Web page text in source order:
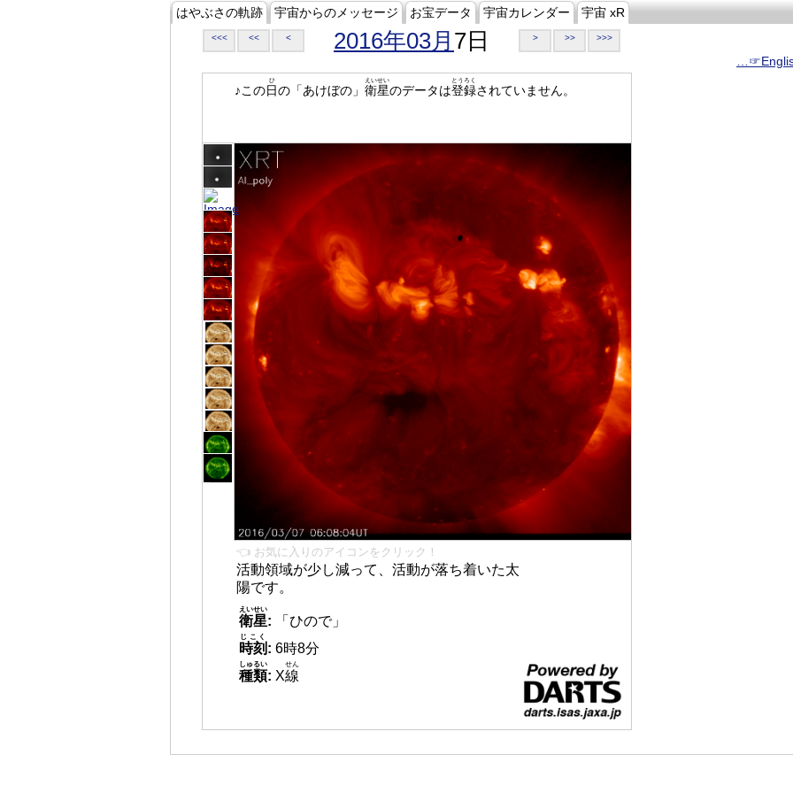
はやぶさの軌跡 宇宙からのメッセージ お宝データ 宇宙カレンダー 宇宙 xR
<<< << < 2016年03月 7日 > >> >>>
♪この日
ひ
の「あけぼの」 衛星
えいせい
のデータは登録
とうろく
されていません。
👈 お気に入りのアイコンをクリック！
活動領域が少し減って、活動が落ち着いた太
陽です。
衛星
えいせい
:
「ひので」
時刻
じこく
: 6時8分
種類
しゅるい
: X線
せん